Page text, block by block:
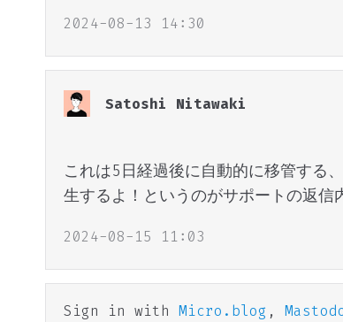
2024-08-13 14:30
Satoshi Nitawaki
これは5日経過後に自動的に移管する
生するよ！というのがサポートの返信
2024-08-15 11:03
Sign in with Micro.blog ,